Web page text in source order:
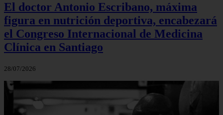
El doctor Antonio Escribano, máxima
figura en nutrición deportiva, encabezará
el Congreso Internacional de Medicina
Clínica en Santiago
28/07/2026